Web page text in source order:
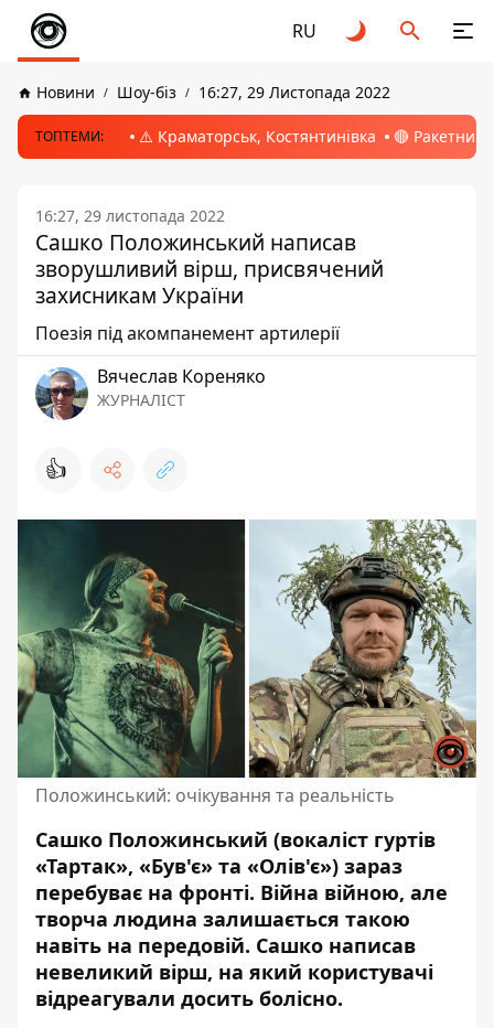
RU
Новини Шоу-біз 16:27, 29 Листопада 2022
ТОПТЕМИ: ⚠️ Краматорськ, Костянтинівка 🔴 Ракетний
16:27, 29 листопада 2022
Сашко Положинський написав
зворушливий вірш, присвячений
захисникам України
Поезія під акомпанемент артилерії
Вячеслав Кореняко
ЖУРНАЛІСТ
👍
Положинський: очікування та реальність
Сашко Положинський (вокаліст гуртів
«Тартак», «Був'є» та «Олів'є») зараз
перебуває на фронті. Війна війною, але
творча людина залишається такою
навіть на передовій. Сашко написав
невеликий вірш, на який користувачі
відреагували досить болісно.